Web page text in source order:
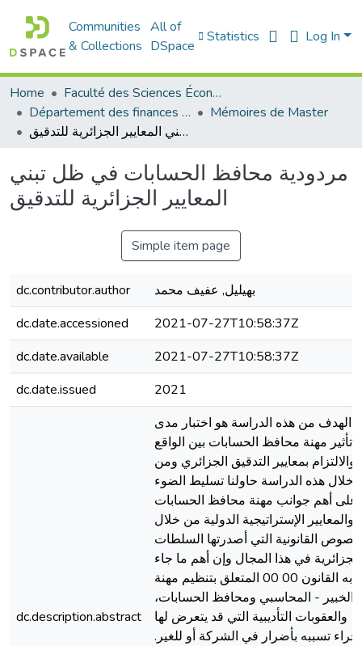
Communities
& Collections
All of
DSpace
Statistics Log In
Home
Faculté des Sciences Économiques Commerciales et des Sciences de Gestion
Département des finances et de comptabilité
Mémoires de Master
مردودية محافظ الحسابات في ظل تبني المعايير الجزائرية للتدقيق
مردودية محافظ الحسابات في ظل تبني
المعايير الجزائرية للتدقيق
Simple item page
dc.contributor.author
بهيليل, عفيف محمد
dc.date.accessioned
2021-07-27T10:58:37Z
dc.date.available
2021-07-27T10:58:37Z
dc.date.issued
2021
dc.description.abstract
الهدف من هذه الدراسة هو اختبار مدى
تأثير مهنة محافظ الحسابات بين الواقع
والالتزام بمعايير التدقيق الجزائري ومن
خلال هذه الدراسة حاولنا تسليط الضوء
على أهم جوانب مهنة محافظ الحسابات
والمعايير الإستراتيجية الدولية من خلال
القانونية التي أصدرتها السلطات
الجزائرية في هذا المجال وإن أهم ما جاء
به القانون 00 00 المتعلق بتنظيم مهنة
الخبير - المحاسبي ومحافظ الحسابات،
والعقوبات التأديبية التي قد يتعرض لها
جراء تسببه بأضرار في الشركة أو للغير.